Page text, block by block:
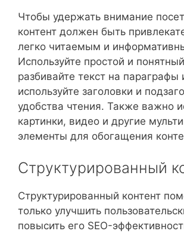
Чтобы удержать внимание
контент должен быть
легко читаемым и
Используйте простой и
разбивайте текст на параграфы
используйте заголовки и
удобства чтения. Также важно
картинки, видео и другие
элементы для обогащения
Структурированный
Структурированный контент
только улучшить
повысить его SEO-